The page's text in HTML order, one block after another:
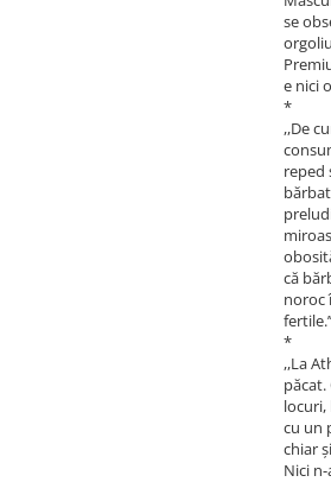
se
e nici
*
,,De
reped
că
noroc
fertile.’’
*
,,La
locuri,
cu un
chiar
Nici